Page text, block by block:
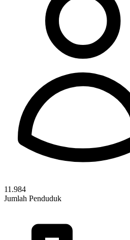
11.984
Jumlah Penduduk